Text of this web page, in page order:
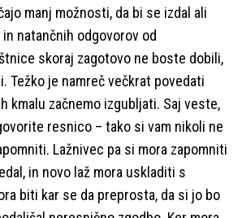
manj možnosti, da bi se izdal ali
natančnih odgovorov od
skoraj zagotovo ne boste dobili,
Težko je namreč večkrat povedati
kmalu začnemo izgubljati. Saj veste,
resnico – tako si vam nikoli ne
Lažnivec pa si mora zapomniti
in novo laž mora uskladiti s
biti kar se da preprosta, da si jo bo